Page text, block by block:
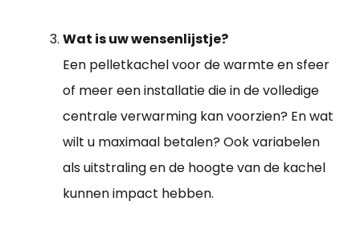
Wat is uw wensenlijstje?
Een pelletkachel voor de warmte en sfeer
of meer een installatie die in de volledige
centrale verwarming kan voorzien? En wat
wilt u maximaal betalen? Ook variabelen
als uitstraling en de hoogte van de kachel
kunnen impact hebben.